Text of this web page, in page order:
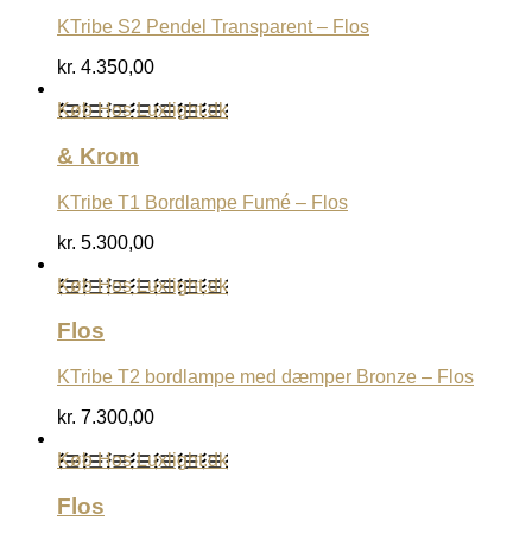
KTribe S2 Pendel Transparent – Flos
kr. 4.350,00
Køb Hos Luxlight.dk
& Krom
KTribe T1 Bordlampe Fumé – Flos
kr. 5.300,00
Køb Hos Luxlight.dk
Flos
KTribe T2 bordlampe med dæmper Bronze – Flos
kr. 7.300,00
Køb Hos Luxlight.dk
Flos